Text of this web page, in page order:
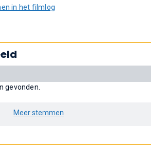
in het filmlog
gevonden.
Meer stemmen